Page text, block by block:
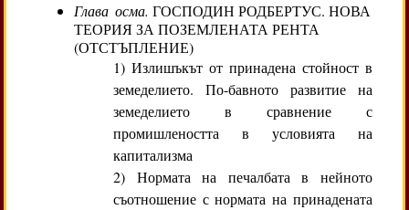
Глава осма. ГОСПОДИН РОДБЕРТУС. НОВА
ТЕОРИЯ ЗА ПОЗЕМЛЕНАТА РЕНТА
(ОТСТЪПЛЕНИЕ)
1) Излишъкът от принадена стойност в
земеделието. По-бавното развитие на
земеделието в сравнение с
промишлеността в условията на
капитализма
2) Нормата на печалбата в нейното
съотношение с нормата на принадената